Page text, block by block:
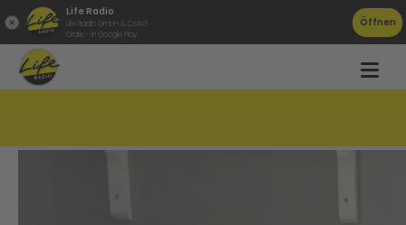
Life Radio
Life Radio GmbH & Co.KG
Gratis - in Google Play
Öffnen